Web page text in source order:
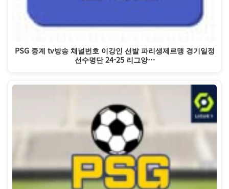
PSG 중계 tv방송 채널번호 이강인 선발 파리생제르맹 경기일정
선수명단 24-25 리그앙…